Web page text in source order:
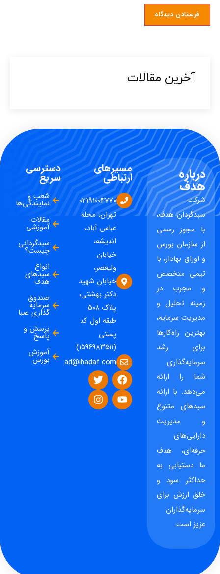
آخرین مقالات​
درباره
هدف
شرکت
سبدگردان هدف،
با مجوز رسمی
از سازمان بورس
و اوراق بهادار، با
تیمی متخصص
و مجرب در
زمینه تحلیل و
مدیریت سرمایه،
بهترین راه‌کارها
برای رشد
سرمایه‌گذاری
شما را ارائه
می‌دهد. با ارائه
سبدهای متنوع
و مدیریت
دارایی‌های
حرفه‌ای، هدف
ما دستیابی به
حداکثر سود و
خلق ارزش برای
سرمایه‌گذاران
عزیز است.
مسیرهای
ارتباطی
02191004770
تهران، محله
عباس آباد،
اندیشه،
خیابان
ولیعصر،
خیابان شهید
دکتر بهشتی،
پلاک ۵۰۸
طبقه اول کد
پستی
(۱۵۹۶۹۸۳۵۱۱)
ad@ihadaf.com
دسترسی
سریع
شعب و
نمایندگی‌ها
مقالات
آموزشی
سبدگردانی
چیست؟
انواع
سبدهای
هدف
صندوق
سرمایه
گذاری صبا
پرسش و
پاسخ
آموزش
بورس